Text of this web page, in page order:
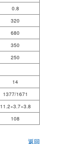
0.8
320
680
350
250
14
1377/1671
11.2×3.7×3.8
108
返回